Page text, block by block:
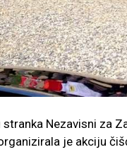
stranka Nezavisni za
je akciju